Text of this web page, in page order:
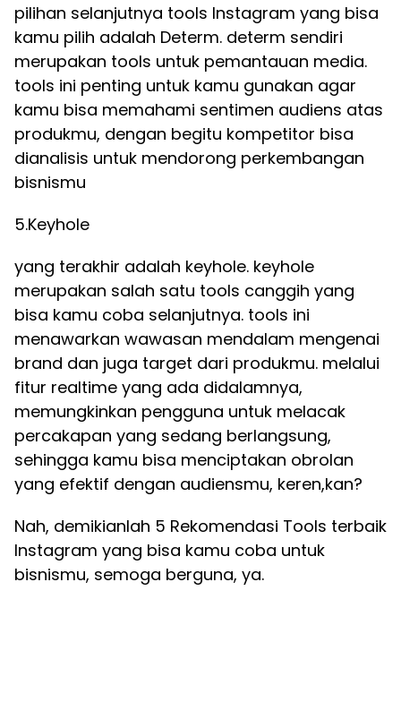
pilihan selanjutnya tools Instagram yang bisa
kamu pilih adalah Determ. determ sendiri
merupakan tools untuk pemantauan media.
tools ini penting untuk kamu gunakan agar
kamu bisa memahami sentimen audiens atas
produkmu, dengan begitu kompetitor bisa
dianalisis untuk mendorong perkembangan
bisnismu
5.Keyhole
yang terakhir adalah keyhole. keyhole
merupakan salah satu tools canggih yang
bisa kamu coba selanjutnya. tools ini
menawarkan wawasan mendalam mengenai
brand dan juga target dari produkmu. melalui
fitur realtime yang ada didalamnya,
memungkinkan pengguna untuk melacak
percakapan yang sedang berlangsung,
sehingga kamu bisa menciptakan obrolan
yang efektif dengan audiensmu, keren,kan?
Nah, demikianlah 5 Rekomendasi Tools terbaik
Instagram yang bisa kamu coba untuk
bisnismu, semoga berguna, ya.